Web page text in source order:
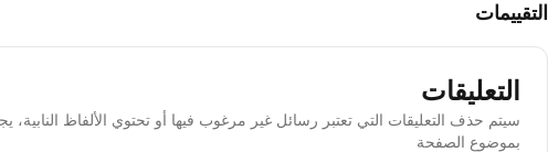
التقييمات
التعليقات
سيتم حذف التعليقات التي تعتبر رسائل غير مرغوب فيها أو تحتوي الألفاظ
بموضوع الصفحة